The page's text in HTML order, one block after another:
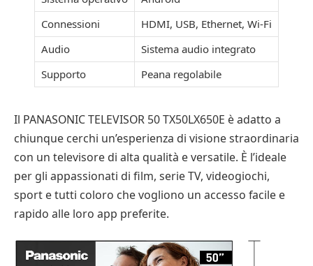
Connessioni
HDMI, USB, Ethernet, Wi-Fi
Audio
Sistema audio integrato
Supporto
Peana regolabile
Il PANASONIC TELEVISOR 50 TX50LX650E è adatto a
chiunque cerchi un’esperienza di visione straordinaria
con un televisore di alta qualità e versatile. È l’ideale
per gli appassionati di film, serie TV, videogiochi,
sport e tutti coloro che vogliono un accesso facile e
rapido alle loro app preferite.